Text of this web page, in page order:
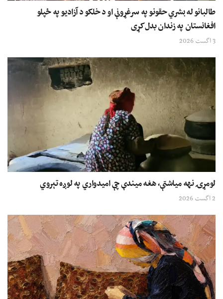
طالبانو له بشري حقونو په سرغړونې او د خلکو د آزادیو په ځپلو
افغانستان په زندان بدل کړی
3 اگست 2026
لومړۍ نهه میاشتې، هغه میندې چې امیدواري په لوږه تېروي
2 اگست 2026